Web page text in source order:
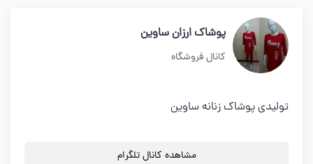
پوشاک ارزان ساوین
کانال فروشگاه
تولیدی پوشاک زنانه ساوین
مشاهده کانال تلگرام